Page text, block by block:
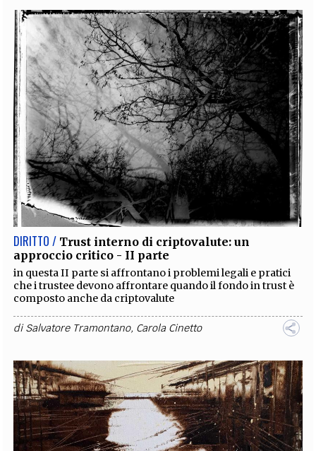
DIRITTO / Trust interno di criptovalute: un
approccio critico - II parte
in questa II parte si affrontano i problemi legali e pratici
che i trustee devono affrontare quando il fondo in trust è
composto anche da criptovalute
diSalvatore Tramontano, Carola Cinetto